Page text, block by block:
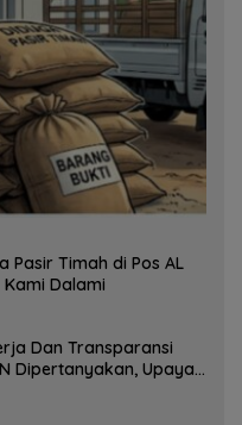
Pasir Timah di Pos AL
Dalami
Dan Transparansi
Dipertanyakan, Upaya